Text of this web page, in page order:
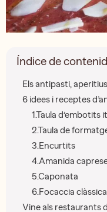
Índice de
Els antipasti,
6 idees i receptes
1.Taula d’embotits
2.Taula de
3.Encurtits
4.Amanida
5.Caponata
6.Focaccia clàssica
Vine als restaurants